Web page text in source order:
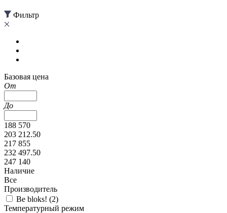
Фильтр
Базовая цена
От
До
188 570
203 212.50
217 855
232 497.50
247 140
Наличие
Все
Производитель
Be bloks! (2)
Температурный режим